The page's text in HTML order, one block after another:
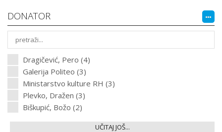
DONATOR
Dragičević, Pero (4)
Galerija Politeo (3)
Ministarstvo kulture RH (3)
Plevko, Dražen (3)
Biškupić, Božo (2)
UČITAJ JOŠ...